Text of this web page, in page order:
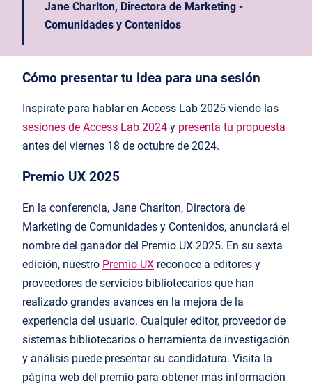
Jane Charlton, Directora de Marketing -
Comunidades y Contenidos
Cómo presentar tu idea para una sesión
Inspírate para hablar en Access Lab 2025 viendo las
sesiones de Access Lab 2024 y presenta tu propuesta
antes del viernes 18 de octubre de 2024.
Premio UX 2025
En la conferencia, Jane Charlton, Directora de
Marketing de Comunidades y Contenidos, anunciará el
nombre del ganador del Premio UX 2025. En su sexta
edición, nuestro Premio UX reconoce a editores y
proveedores de servicios bibliotecarios que han
realizado grandes avances en la mejora de la
experiencia del usuario. Cualquier editor, proveedor de
sistemas bibliotecarios o herramienta de investigación
y análisis puede presentar su candidatura. Visita la
página web del premio para obtener más información